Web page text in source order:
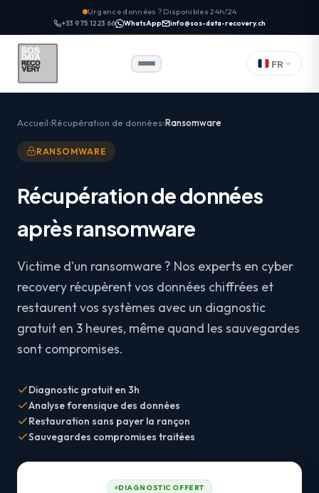
Urgence données ? Disponibles 24h/24
+33 9 75 12 23 66 WhatsApp info@sos-data-recovery.ch
FR
Accueil Récupération de données Ransomware
RANSOMWARE
Récupération de données
après ransomware
Victime d'un ransomware ? Nos experts en cyber
recovery récupèrent vos données chiffrées et
restaurent vos systèmes avec un diagnostic
gratuit en 3 heures, même quand les sauvegardes
sont compromises.
Diagnostic gratuit en 3h
Analyse forensique des données
Restauration sans payer la rançon
Sauvegardes compromises traitées
DIAGNOSTIC OFFERT